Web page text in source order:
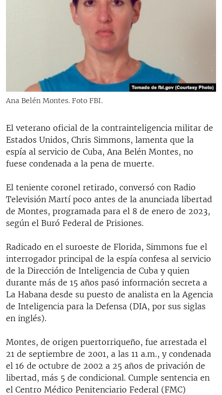
AUDIOVISUALES MARTÍ
ESPECIALES
LA REALIDAD DE LA VIVIENDA EN CUBA
KENTU-CUBANO
LOS SANTOS DE HIALEAH
DESINFORMACIÓN RUSA EN AMÉRICA LATINA
MULTIMEDIA
EDITORIALES
Ana Belén Montes. Foto FBI.
El veterano oficial de la contrainteligencia militar de
Estados Unidos, Chris Simmons, lamenta que la
espía al servicio de Cuba, Ana Belén Montes, no
fuese condenada a la pena de muerte.
El teniente coronel retirado, conversó con Radio
Televisión Martí poco antes de la anunciada libertad
de Montes, programada para el 8 de enero de 2023,
según el Buró Federal de Prisiones.
Radicado en el suroeste de Florida, Simmons fue el
interrogador principal de la espía confesa al servicio
de la Dirección de Inteligencia de Cuba y quien
durante más de 15 años pasó información secreta a
La Habana desde su puesto de analista en la Agencia
de Inteligencia para la Defensa (DIA, por sus siglas
en inglés).
Montes, de origen puertorriqueño, fue arrestada el
21 de septiembre de 2001, a las 11 a.m., y condenada
el 16 de octubre de 2002 a 25 años de privación de
libertad, más 5 de condicional. Cumple sentencia en
el Centro Médico Penitenciario Federal (FMC)